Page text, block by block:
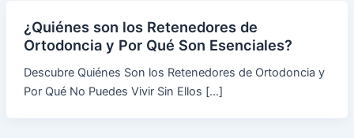
¿Quiénes son los Retenedores de
Ortodoncia y Por Qué Son Esenciales?
Descubre Quiénes Son los Retenedores de Ortodoncia y
Por Qué No Puedes Vivir Sin Ellos […]